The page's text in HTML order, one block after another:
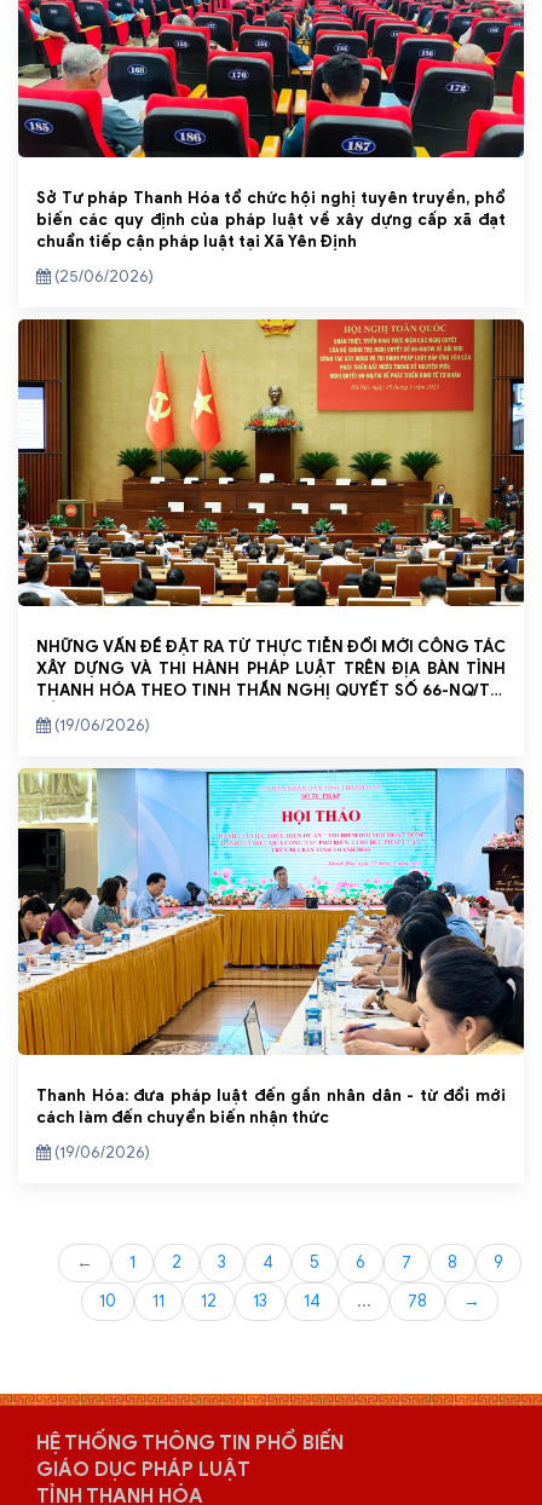
Sở Tư pháp Thanh Hóa tổ chức hội nghị tuyên truyền, phổ
biến các quy định của pháp luật về xây dựng cấp xã đạt
chuẩn tiếp cận pháp luật tại Xã Yên Định
(25/06/2026)
NHỮNG VẤN ĐỀ ĐẶT RA TỪ THỰC TIỄN ĐỔI MỚI CÔNG TÁC
XÂY DỰNG VÀ THI HÀNH PHÁP LUẬT TRÊN ĐỊA BÀN TỈNH
THANH HÓA THEO TINH THẦN NGHỊ QUYẾT SỐ 66-NQ/TW
(19/06/2026)
Thanh Hóa: đưa pháp luật đến gần nhân dân - từ đổi mới
cách làm đến chuyển biến nhận thức
(19/06/2026)
← 1 2 3 4 5 6 7 8
9
10
11 12 13 14 ... 78 →
HỆ THỐNG THÔNG TIN PHỔ BIẾN
GIÁO DỤC PHÁP LUẬT
TỈNH THANH HÓA